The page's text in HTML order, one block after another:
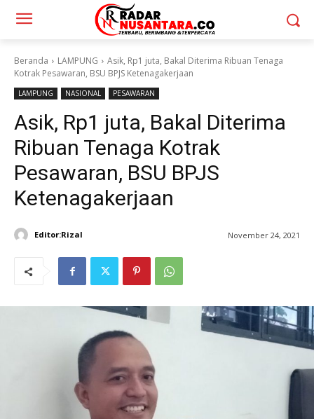
Beranda LAMPUNG
Asik, Rp1 juta, Bakal Diterima Ribuan Tenaga
Kotrak Pesawaran, BSU BPJS Ketenagakerjaan
LAMPUNG NASIONAL PESAWARAN
Asik, Rp1 juta, Bakal Diterima
Ribuan Tenaga Kotrak
Pesawaran, BSU BPJS
Ketenagakerjaan
Editor:Rizal November 24, 2021